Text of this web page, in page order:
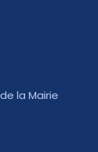
la Mairie